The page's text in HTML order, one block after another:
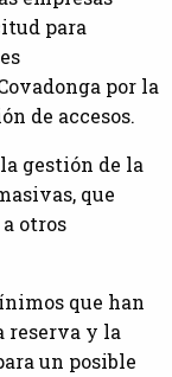
para
por la
de accesos.
gestión de la
que
otros
que han
reserva y la
un posible